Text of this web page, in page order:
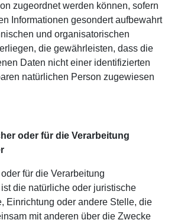
zugeordnet werden können, sofern
Informationen gesondert aufbewahrt
und organisatorischen
die gewährleisten, dass die
Daten nicht einer identifizierten
natürlichen Person zugewiesen
oder für die Verarbeitung
für die Verarbeitung
die natürliche oder juristische
Einrichtung oder andere Stelle, die
mit anderen über die Zwecke